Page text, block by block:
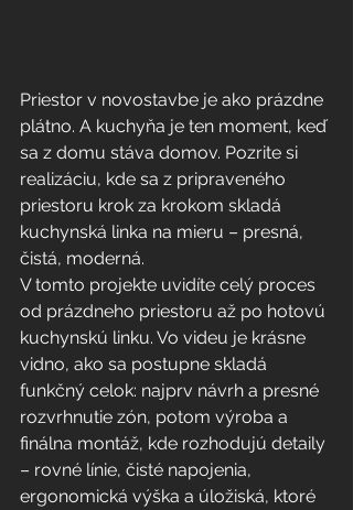
Priestor v novostavbe je ako prázdne
plátno. A kuchyňa je ten moment, keď
sa z domu stáva domov. Pozrite si
realizáciu, kde sa z pripraveného
priestoru krok za krokom skladá
kuchynská linka na mieru – presná,
čistá, moderná.
V tomto projekte uvidíte celý proces
od prázdneho priestoru až po hotovú
kuchynskú linku. Vo videu je krásne
vidno, ako sa postupne skladá
funkčný celok: najprv návrh a presné
rozvrhnutie zón, potom výroba a
finálna montáž, kde rozhodujú detaily
– rovné línie, čisté napojenia,
ergonomická výška a úložiská, ktoré